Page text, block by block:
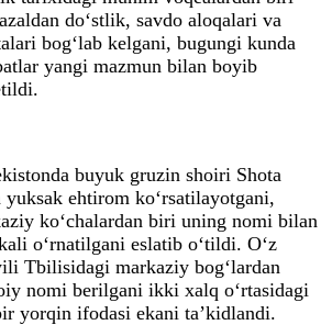
do‘stlik, savdo aloqalari va
bog‘lab kelgani, bugungi kunda
yangi mazmun bilan boyib
buyuk gruzin shoiri Shota
ehtirom ko‘rsatilayotgani,
ko‘chalardan biri uning nomi bilan
o‘rnatilgani eslatib o‘tildi. O‘z
Tbilisidagi markaziy bog‘lardan
nomi berilgani ikki xalq o‘rtasidagi
yorqin ifodasi ekani ta’kidlandi.